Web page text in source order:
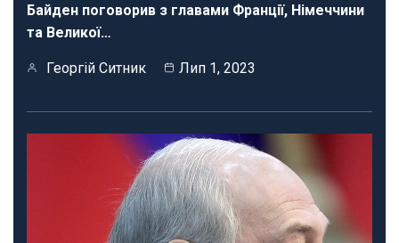
Байден поговорив з главами Франції, Німеччини
та Великої…
Георгій Ситник Лип 1, 2023